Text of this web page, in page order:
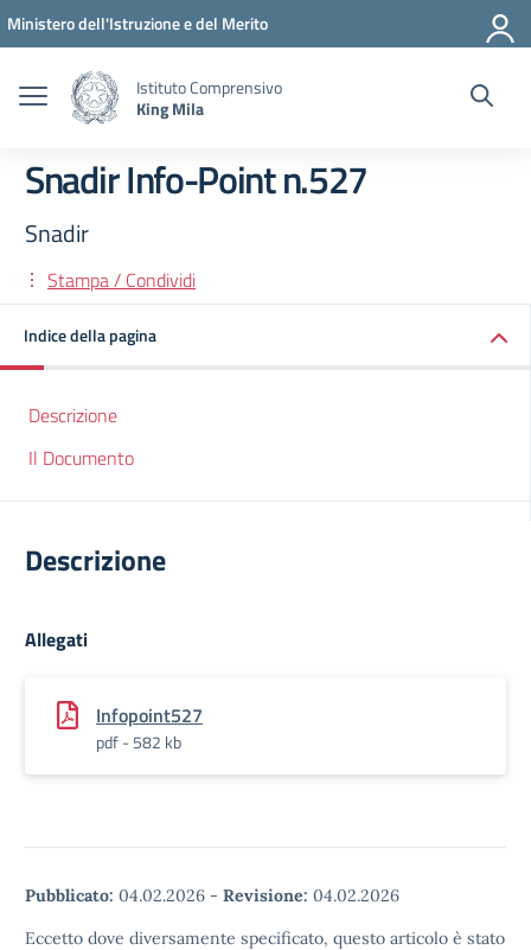
Vai ai contenuti
Vai al menu di navigazione
Vai al footer
Ministero dell'Istruzione e del Merito
Istituto Comprensivo
King Mila
Snadir Info-Point n.527
Snadir
Stampa / Condividi
Indice della pagina
Descrizione
Il Documento
Descrizione
Allegati
Infopoint527
pdf - 582 kb
Pubblicato: 04.02.2026 - Revisione: 04.02.2026
Eccetto dove diversamente specificato, questo articolo è stato